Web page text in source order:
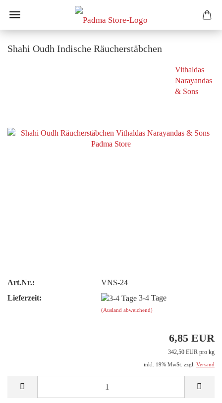
Shahi Oudh Indische Räucherstäbchen
Vithaldas
Narayandas
& Sons
Art.Nr.:
VNS-24
Lieferzeit:
3-4 Tage
(Ausland abweichend)
6,85 EUR
342,50 EUR pro kg
inkl. 19% MwSt. zzgl. Versand